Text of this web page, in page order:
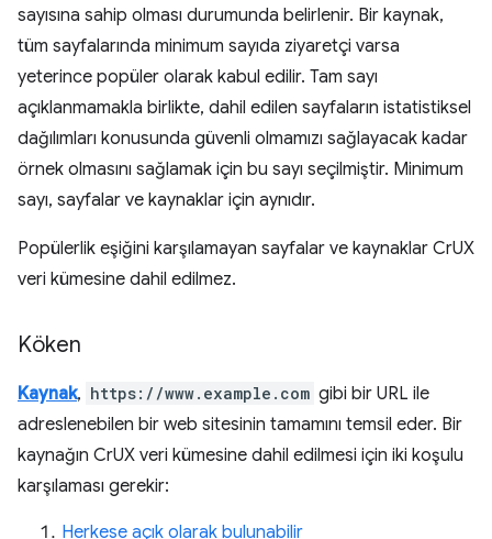
sayısına sahip olması durumunda belirlenir. Bir kaynak,
tüm sayfalarında minimum sayıda ziyaretçi varsa
yeterince popüler olarak kabul edilir. Tam sayı
açıklanmamakla birlikte, dahil edilen sayfaların istatistiksel
dağılımları konusunda güvenli olmamızı sağlayacak kadar
örnek olmasını sağlamak için bu sayı seçilmiştir. Minimum
sayı, sayfalar ve kaynaklar için aynıdır.
Popülerlik eşiğini karşılamayan sayfalar ve kaynaklar CrUX
veri kümesine dahil edilmez.
Köken
Kaynak, https://www.example.com gibi bir URL ile
adreslenebilen bir web sitesinin tamamını temsil eder. Bir
kaynağın CrUX veri kümesine dahil edilmesi için iki koşulu
karşılaması gerekir:
Herkese açık olarak bulunabilir